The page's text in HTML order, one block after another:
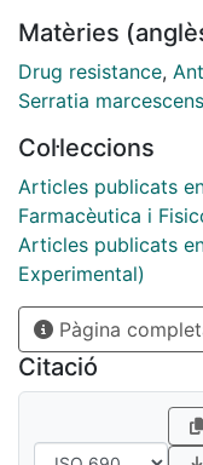
differences in
Permeability
mutants were
HCPR1 and 866
permeability
Matèries
Drug resistance,
Serratia marcescens
Col·leccions
Articles publicats
Farmacèutica i
Articles publicats
Experimental)
Pàgina
Citació